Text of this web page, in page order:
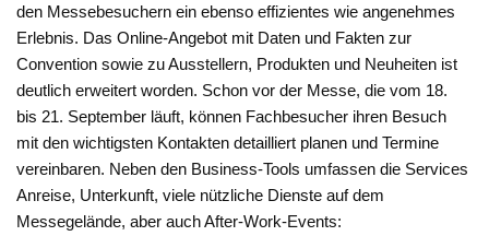
den Messebesuchern ein ebenso effizientes wie angenehmes
Erlebnis. Das Online-Angebot mit Daten und Fakten zur
Convention sowie zu Ausstellern, Produkten und Neuheiten ist
deutlich erweitert worden. Schon vor der Messe, die vom 18.
bis 21. September läuft, können Fachbesucher ihren Besuch
mit den wichtigsten Kontakten detailliert planen und Termine
vereinbaren. Neben den Business-Tools umfassen die Services
Anreise, Unterkunft, viele nützliche Dienste auf dem
Messegelände, aber auch After-Work-Events: